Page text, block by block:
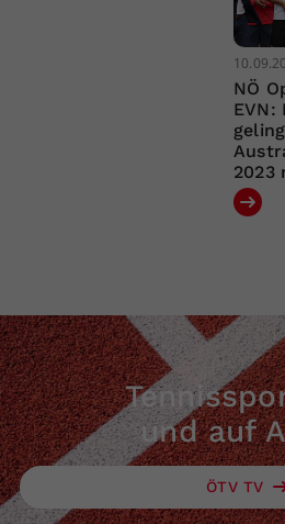
NÖ
EVN:
2023
und auf
ÖTV TV